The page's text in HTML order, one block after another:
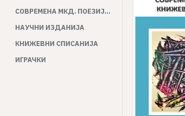
СОВРЕМЕНА МКД. ПОЕЗИЈА И ПРОЗА
НАУЧНИ ИЗДАНИЈА
КНИЖЕВНИ СПИСАНИЈА
ИГРАЧКИ